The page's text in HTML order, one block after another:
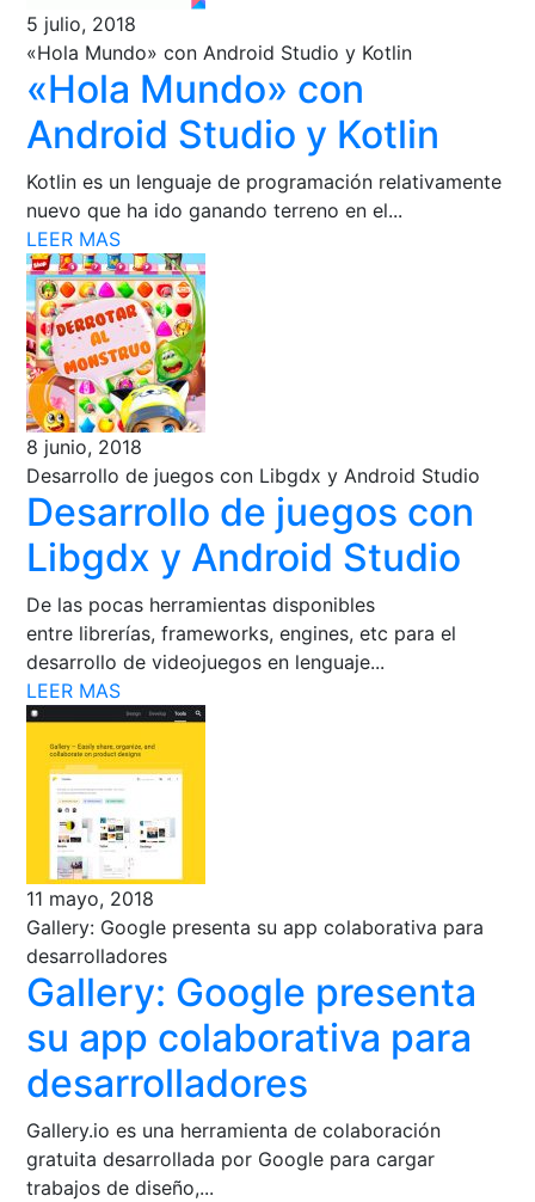
5 julio, 2018
«Hola Mundo» con Android Studio y Kotlin
«Hola Mundo» con
Android Studio y Kotlin
Kotlin es un lenguaje de programación relativamente
nuevo que ha ido ganando terreno en el...
LEER MAS
8 junio, 2018
Desarrollo de juegos con Libgdx y Android Studio
Desarrollo de juegos con
Libgdx y Android Studio
De las pocas herramientas disponibles
entre librerías, frameworks, engines, etc para el
desarrollo de videojuegos en lenguaje...
LEER MAS
11 mayo, 2018
Gallery: Google presenta su app colaborativa para
desarrolladores
Gallery: Google presenta
su app colaborativa para
desarrolladores
Gallery.io es una herramienta de colaboración
gratuita desarrollada por Google para cargar
trabajos de diseño,...